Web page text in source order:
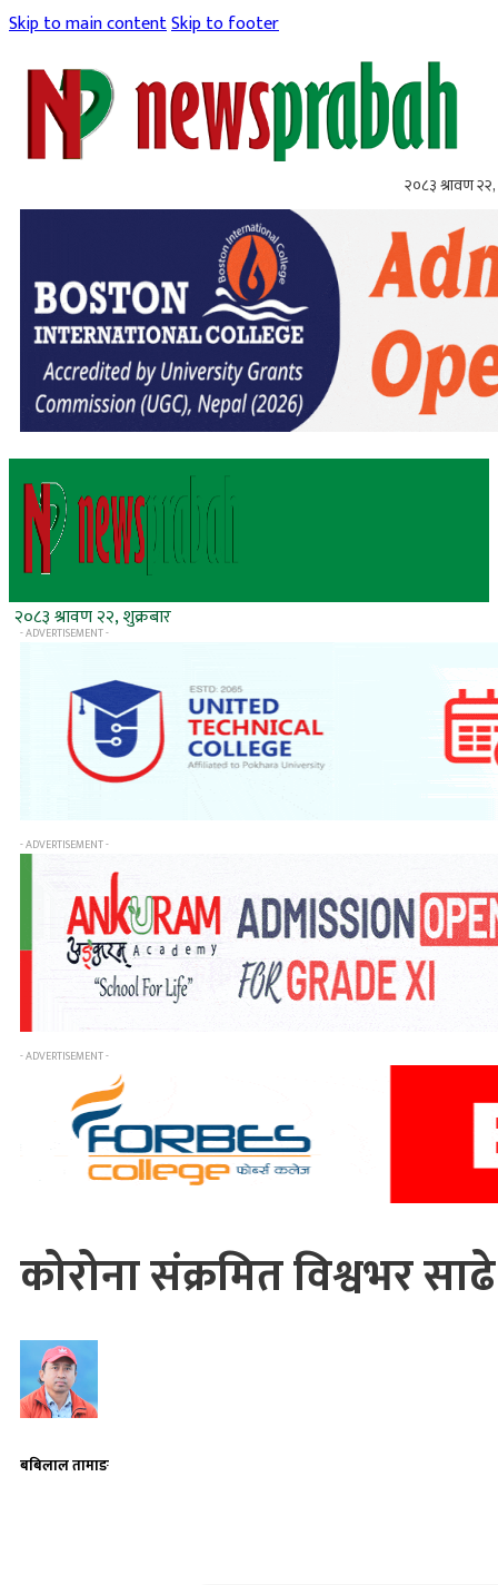
Skip to main contentSkip to footer
२०८३ श्रावण २२,
२०८३ श्रावण २२, शुक्रबार
- ADVERTISEMENT -
- ADVERTISEMENT -
- ADVERTISEMENT -
कोरोना संक्रमित विश्वभर
बबिलाल तामाङ